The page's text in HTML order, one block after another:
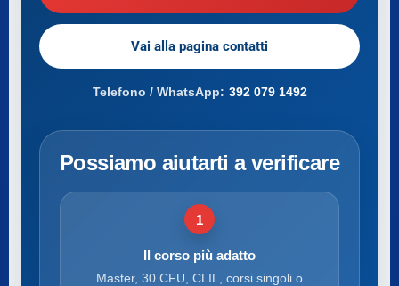
Vai alla pagina contatti
Telefono / WhatsApp: 392 079 1492
Possiamo aiutarti a verificare
1
Il corso più adatto
Master, 30 CFU, CLIL, corsi singoli o